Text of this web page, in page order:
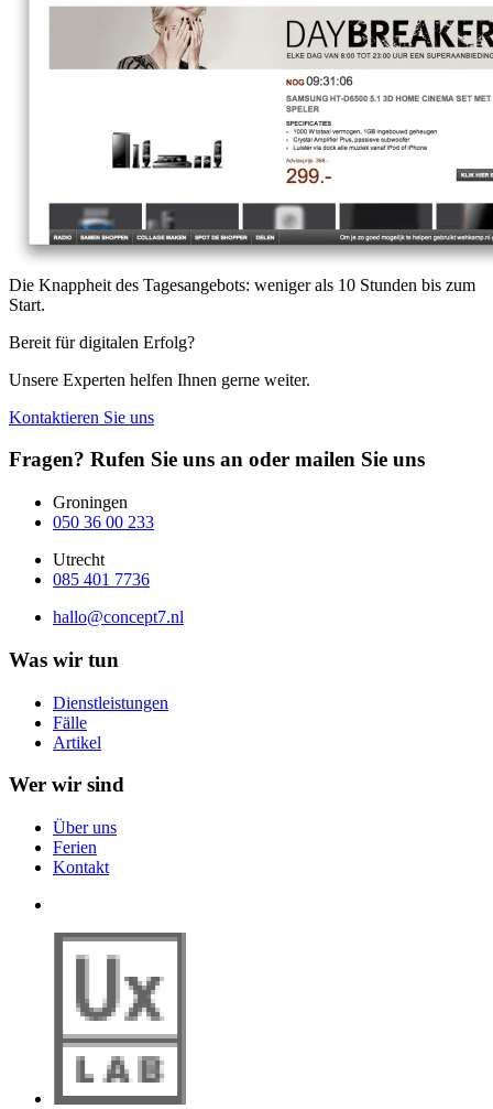
Die Knappheit des Tagesangebots: weniger als 10 Stunden bis zum
Start.
Bereit für digitalen Erfolg?
Unsere Experten helfen Ihnen gerne weiter.
Kontaktieren Sie uns
Fragen? Rufen Sie uns an oder mailen Sie uns
Groningen
050 36 00 233
Utrecht
085 401 7736
hallo@concept7.nl
Was wir tun
Dienstleistungen
Fälle
Artikel
Wer wir sind
Über uns
Ferien
Kontakt